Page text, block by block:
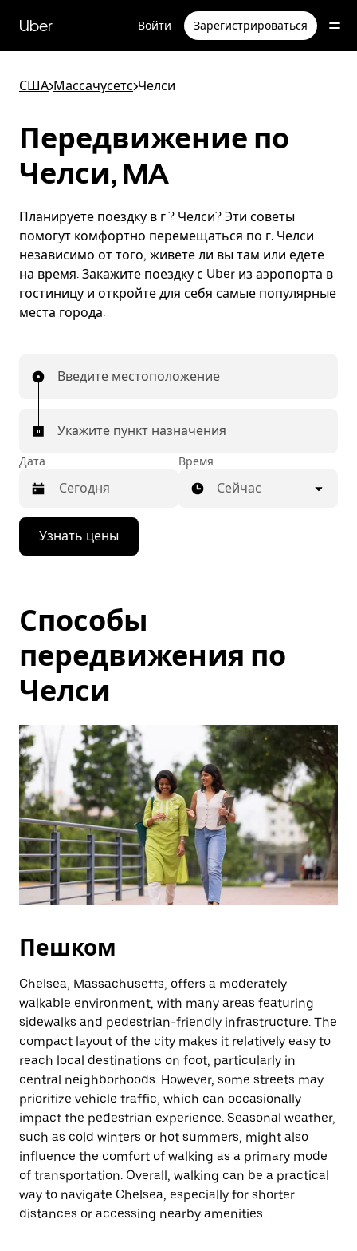
перейти
к
Uber Войти Зарегистрироваться
США>Массачусетс>Челси
Передвижение по
Челси, MA
Планируете поездку в г.? Челси? Эти советы
помогут комфортно перемещаться по г. Челси
независимо от того, живете ли вы там или едете
на время. Закажите поездку с Uber из аэропорта в
гостиницу и откройте для себя самые популярные
места города.
Введите местоположение
Укажите пункт назначения
Дата
Нажмите
стрелку
вниз,
календарю
и
дату.
Чтобы
закрыть
календарь,
Esc.
Время
Сейчас
Узнать цены
Способы
передвижения по
Челси
Пешком
Chelsea, Massachusetts, offers a moderately
walkable environment, with many areas featuring
sidewalks and pedestrian-friendly infrastructure. The
compact layout of the city makes it relatively easy to
reach local destinations on foot, particularly in
central neighborhoods. However, some streets may
prioritize vehicle traffic, which can occasionally
impact the pedestrian experience. Seasonal weather,
such as cold winters or hot summers, might also
influence the comfort of walking as a primary mode
of transportation. Overall, walking can be a practical
way to navigate Chelsea, especially for shorter
distances or accessing nearby amenities.